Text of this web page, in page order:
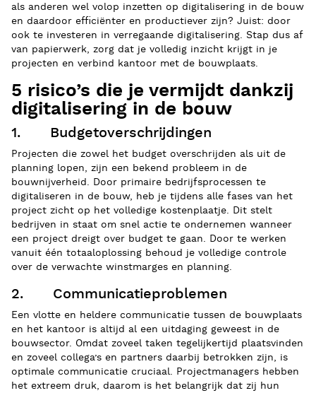
als anderen wel volop inzetten op digitalisering in de bouw
en daardoor efficiënter en productiever zijn? Juist: door
ook te investeren in verregaande digitalisering. Stap dus af
van papierwerk, zorg dat je volledig inzicht krijgt in je
projecten en verbind kantoor met de bouwplaats.
5 risico’s die je vermijdt dankzij
digitalisering in de bouw
1. Budgetoverschrijdingen
Projecten die zowel het budget overschrijden als uit de
planning lopen, zijn een bekend probleem in de
bouwnijverheid. Door primaire bedrijfsprocessen te
digitaliseren in de bouw, heb je tijdens alle fases van het
project zicht op het volledige kostenplaatje. Dit stelt
bedrijven in staat om snel actie te ondernemen wanneer
een project dreigt over budget te gaan. Door te werken
vanuit één totaaloplossing behoud je volledige controle
over de verwachte winstmarges en planning.
2. Communicatieproblemen
Een vlotte en heldere communicatie tussen de bouwplaats
en het kantoor is altijd al een uitdaging geweest in de
bouwsector. Omdat zoveel taken tegelijkertijd plaatsvinden
en zoveel collega’s en partners daarbij betrokken zijn, is
optimale communicatie cruciaal. Projectmanagers hebben
het extreem druk, daarom is het belangrijk dat zij hun